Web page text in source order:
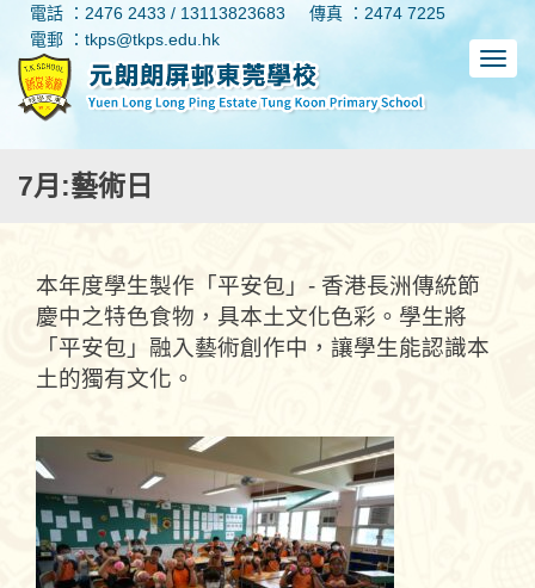
電話 ：2476 2433 / 13113823683
傳真 ：2474 7225
電郵 ：tkps@tkps.edu.hk
7月:藝術日
本年度學生製作「平安包」- 香港長洲傳統節
慶中之特色食物，具本土文化色彩。學生將
「平安包」融入藝術創作中，讓學生能認識本
土的獨有文化。